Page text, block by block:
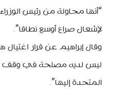
“أنها محاولة من رئيس الوزراء
لإشعال صراع أوسع نطاقا”.
وقال إبراهيم عن قرار اغتيال
ليس لديه مصلحة في وقف
المتحدة إليها”.